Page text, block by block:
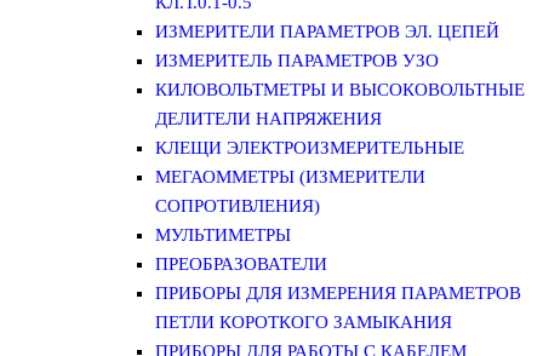
ИЗМЕРИТЕЛИ ПАРАМЕТРОВ ЭЛ. ЦЕПЕЙ
ИЗМЕРИТЕЛЬ ПАРАМЕТРОВ УЗО
КИЛОВОЛЬТМЕТРЫ И ВЫСОКОВОЛЬТНЫЕ
ДЕЛИТЕЛИ НАПРЯЖЕНИЯ
КЛЕЩИ ЭЛЕКТРОИЗМЕРИТЕЛЬНЫЕ
МЕГАОММЕТРЫ (ИЗМЕРИТЕЛИ
СОПРОТИВЛЕНИЯ)
МУЛЬТИМЕТРЫ
ПРЕОБРАЗОВАТЕЛИ
ПРИБОРЫ ДЛЯ ИЗМЕРЕНИЯ ПАРАМЕТРОВ
ПЕТЛИ КОРОТКОГО ЗАМЫКАНИЯ
ПРИБОРЫ ДЛЯ РАБОТЫ С КАБЕЛЕМ